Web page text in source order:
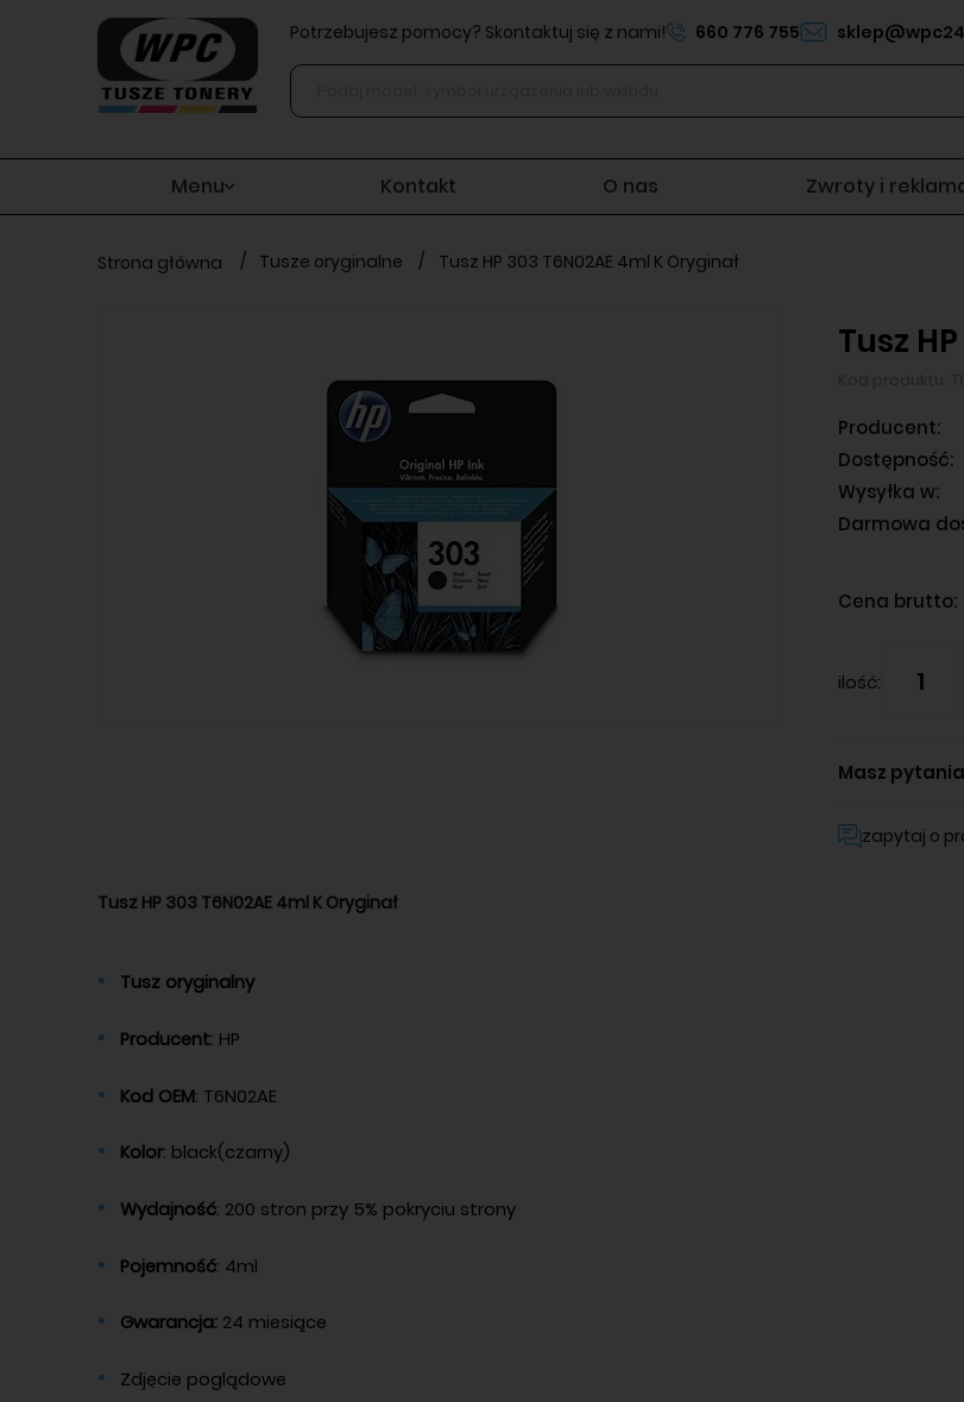
Potrzebujesz pomocy? Skontaktuj się z nami! 660 776 755
Menu Kontakt O nas Zwroty i
Strona główna / Tusze oryginalne / Tusz HP 303 T6N02AE 4ml K Oryginał
Tusz
Producent:
Dostępność:
Wysyłka w:
Darmowa
Cena brutto:
ilość:
Masz
zapytaj o
Tusz HP 303 T6N02AE 4ml K Oryginał
Tusz oryginalny
Producent: HP
Kod OEM: T6N02AE
Kolor: black(czarny)
Wydajność: 200 stron przy 5% pokryciu strony
Pojemność: 4ml
Gwarancja: 24 miesiące
Zdjęcie poglądowe